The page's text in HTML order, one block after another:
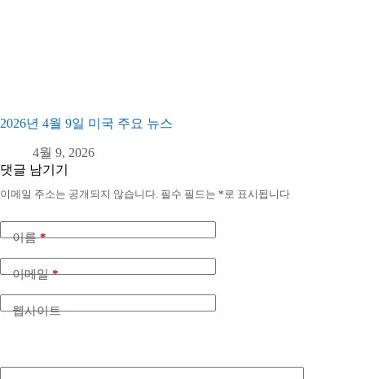
2026년 4월 9일 미국 주요 뉴스
4월 9, 2026
댓글 남기기
이메일 주소는 공개되지 않습니다. 필수 필드는 *로 표시됩니다
이름*
이메일*
웹사이트